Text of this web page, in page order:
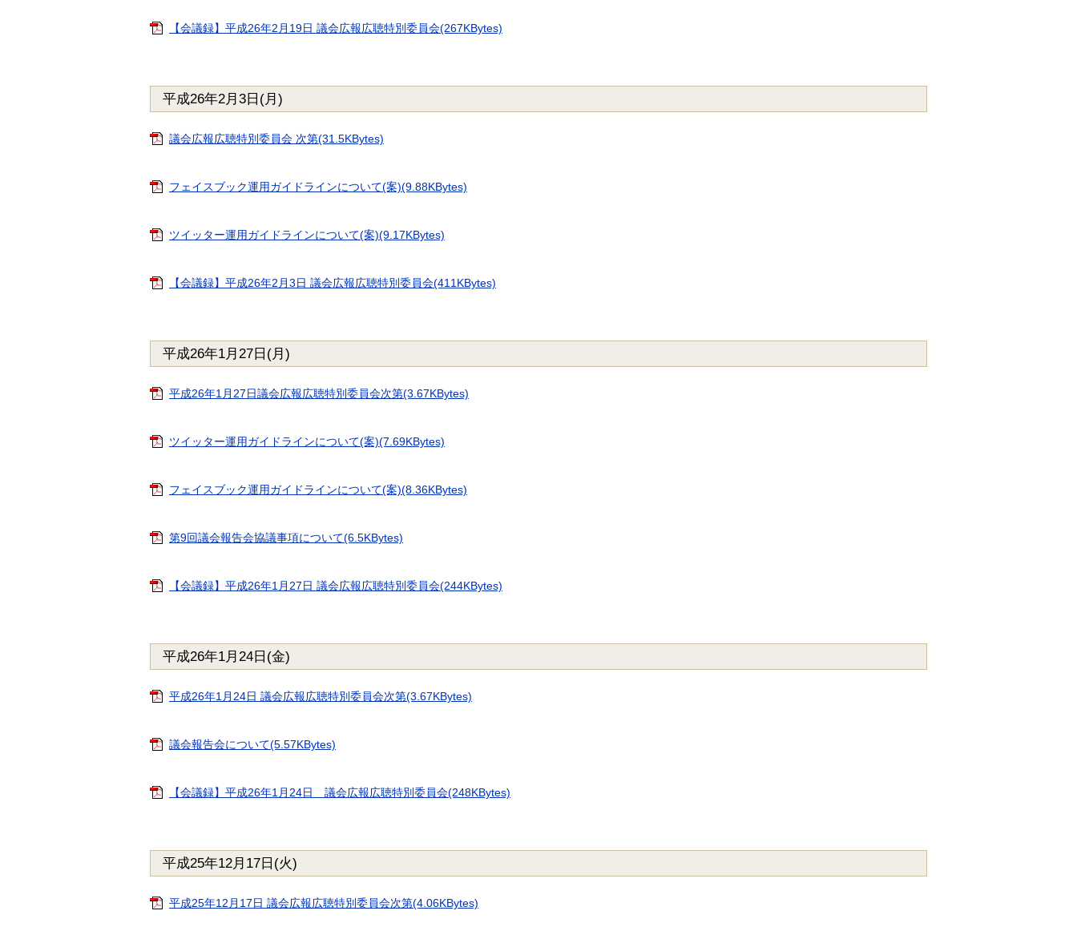
【会議録】平成26年2月19日 議会広報広聴特別委員会(267KBytes)
平成26年2月3日(月)
議会広報広聴特別委員会 次第(31.5KBytes)
フェイスブック運用ガイドラインについて(案)(9.88KBytes)
ツイッター運用ガイドラインについて(案)(9.17KBytes)
【会議録】平成26年2月3日 議会広報広聴特別委員会(411KBytes)
平成26年1月27日(月)
平成26年1月27日議会広報広聴特別委員会次第(3.67KBytes)
ツイッター運用ガイドラインについて(案)(7.69KBytes)
フェイスブック運用ガイドラインについて(案)(8.36KBytes)
第9回議会報告会協議事項について(6.5KBytes)
【会議録】平成26年1月27日 議会広報広聴特別委員会(244KBytes)
平成26年1月24日(金)
平成26年1月24日 議会広報広聴特別委員会次第(3.67KBytes)
議会報告会について(5.57KBytes)
【会議録】平成26年1月24日 議会広報広聴特別委員会(248KBytes)
平成25年12月17日(火)
平成25年12月17日 議会広報広聴特別委員会次第(4.06KBytes)